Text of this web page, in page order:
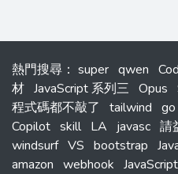
熱門搜尋 ： super qwen
材 JavaScript 系列三 Opus
程式碼都不敲了
tailwind go
Copilot skill LA javasc 請
windsurf VS bootstrap
amazon webhook JavaScript